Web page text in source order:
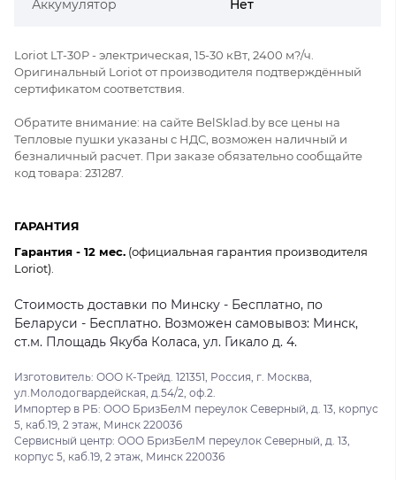
Аккумулятор Нет
Loriot LT-30P - электрическая, 15-30 кВт, 2400 м?/ч.
Оригинальный Loriot от производителя подтверждённый
сертификатом соответствия.
Обратите внимание: на сайте BelSklad.by все цены на
Тепловые пушки указаны с НДС, возможен наличный и
безналичный расчет. При заказе обязательно сообщайте
код товара: 231287.
ГАРАНТИЯ
Гарантия - 12 мес. (официальная гарантия производителя
Loriot).
Стоимость доставки по Минску - Бесплатно, по
Беларуси - Бесплатно. Возможен самовывоз: Минск,
ст.м. Площадь Якуба Коласа, ул. Гикало д. 4.
Изготовитель: ООО К-Трейд. 121351, Россия, г. Москва,
ул.Молодогвардейская, д.54/2, оф.2.
Импортер в РБ: ООО БризБелМ переулок Северный, д. 13, корпус
5, каб.19, 2 этаж, Минск 220036
Сервисный центр: ООО БризБелМ переулок Северный, д. 13,
корпус 5, каб.19, 2 этаж, Минск 220036